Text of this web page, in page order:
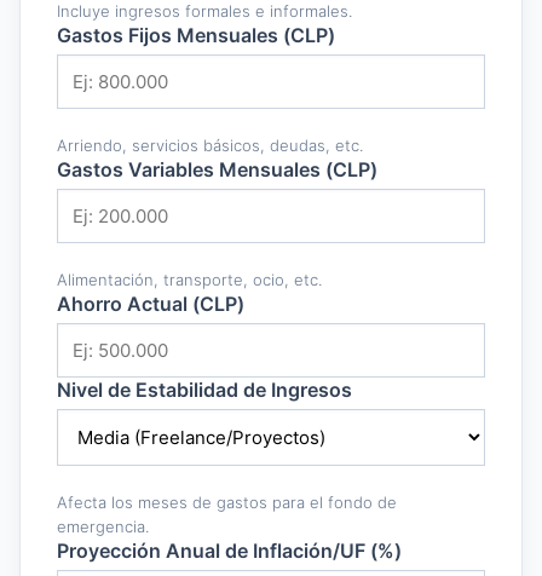
Incluye ingresos formales e informales.
Gastos Fijos Mensuales (CLP)
Arriendo, servicios básicos, deudas, etc.
Gastos Variables Mensuales (CLP)
Alimentación, transporte, ocio, etc.
Ahorro Actual (CLP)
Nivel de Estabilidad de Ingresos
Afecta los meses de gastos para el fondo de
emergencia.
Proyección Anual de Inflación/UF (%)